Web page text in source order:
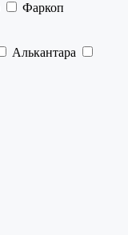
Фаркоп
Алькантара